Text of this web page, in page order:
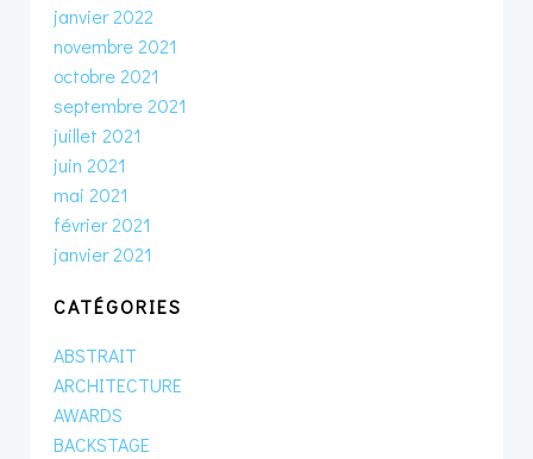
janvier 2022
novembre 2021
octobre 2021
septembre 2021
juillet 2021
juin 2021
mai 2021
février 2021
janvier 2021
CATÉGORIES
ABSTRAIT
ARCHITECTURE
AWARDS
BACKSTAGE